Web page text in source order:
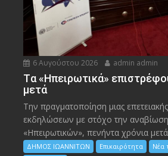
6 Αυγούστου 2026 admin admin
Tα «Ηπειρωτικά»
μετά
Την πραγματοποίηση μιας
εκδηλώσεων με στόχο την
«Ηπειρωτικών», πενήντα χρόνια
ΔΗΜΟΣ ΙΩΑΝΝΙΤΩΝ Επικαιρότητα
Νέα